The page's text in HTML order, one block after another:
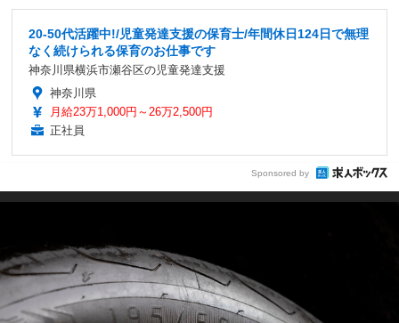
20-50代活躍中!/児童発達支援の保育士/年間休日124日で無理
なく続けられる保育のお仕事です
神奈川県横浜市瀬谷区の児童発達支援
神奈川県
月給23万1,000円～26万2,500円
正社員
Sponsored by